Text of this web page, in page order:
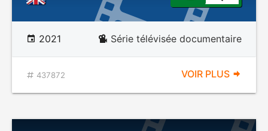
2021 Série télévisée documentaire
437872 VOIR PLUS